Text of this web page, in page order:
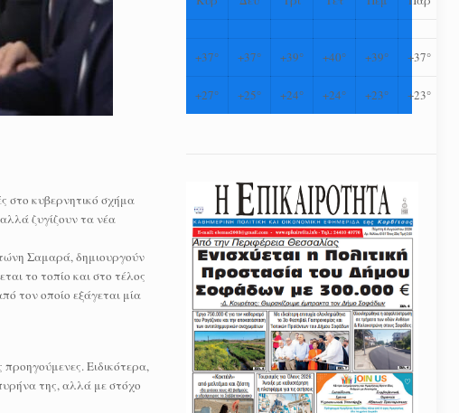
στο κυβερνητικό σχήμα
ζυγίζουν τα νέα
Σαμαρά, δημιουργούν
το τοπίο και στο τέλος
τον οποίο εξάγεται μία
Ειδικότερα,
της, αλλά με στόχο
+37° +37° +39° +40° +39° +37°
+27° +25° +24° +24° +23° +23°